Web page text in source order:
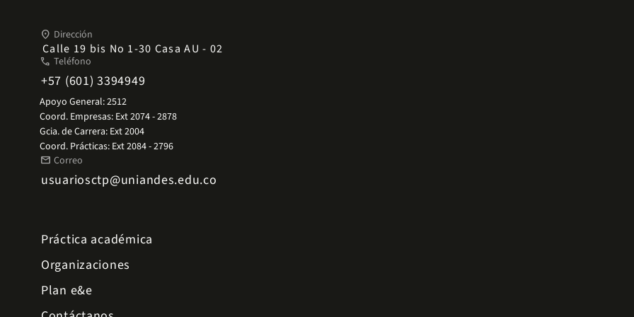
place Dirección
Calle 19 bis No 1-30 Casa AU - 02
phone Teléfono
+57 (601) 3394949
Apoyo General: 2512
Coord. Empresas: Ext 2074 - 2878
Gcia. de Carrera: Ext 2004
Coord. Prácticas: Ext 2084 - 2796
mail Correo
usuariosctp@uniandes.edu.co
Práctica académica
Organizaciones
Plan e&e